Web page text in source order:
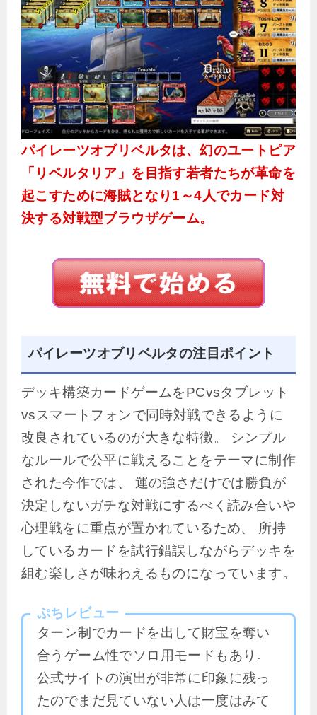
パイレーツオブリベルタは、幻のユートピア
「リベルタリア」を目指す若者たちが革命を
起こすために海賊となり1～4人でカード対
決する対戦型ブラウザゲーム。
パイレーツオブリベルタの注目ポイント
デッキ構築カードゲームをPCvsタブレット
vsスマートフォンで同時対戦できるように
改良されているのが大きな特徴。 シンプル
なルールで公平に戦えることをテーマに制作
された今作では、 運の強さだけでは勝負が
決定しないガチな対戦にするべく読み合いや
心理戦をに重点が置かれているため、 所持
しているカードを試行錯誤しながらデッキを
組む楽しさが味わえるものになっています。
ぷちレビュー
ターン制でカードを出して財宝を奪い
合うゲーム性でソロ用モードもあり。
公式サイトの演出が非常に印象に残っ
たのでまだ見ていない人は一度はみて